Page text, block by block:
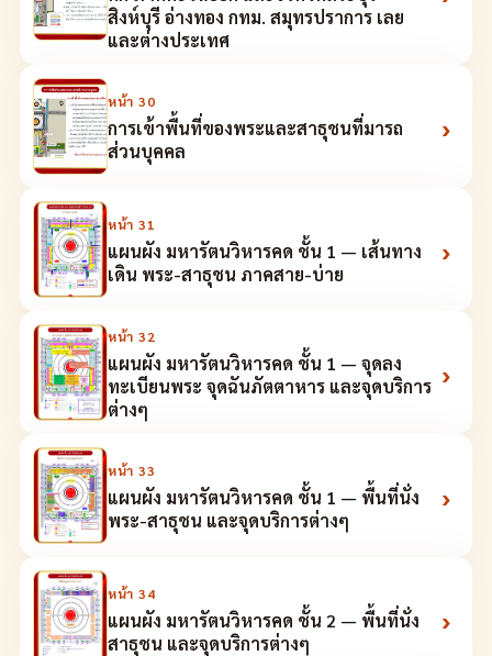
สิงห์บุรี อ่างทอง กทม. สมุทรปราการ เลย
และต่างประเทศ
หน้า 30
การเข้าพื้นที่ของพระและสาธุชนที่มารถ
ส่วนบุคคล
›
หน้า 31
แผนผัง มหารัตนวิหารคด ชั้น 1 — เส้นทาง
เดิน พระ-สาธุชน ภาคสาย-บ่าย
›
หน้า 32
แผนผัง มหารัตนวิหารคด ชั้น 1 — จุดลง
ทะเบียนพระ จุดฉันภัตตาหาร และจุดบริการ
ต่างๆ
›
หน้า 33
แผนผัง มหารัตนวิหารคด ชั้น 1 — พื้นที่นั่ง
พระ-สาธุชน และจุดบริการต่างๆ
›
หน้า 34
แผนผัง มหารัตนวิหารคด ชั้น 2 — พื้นที่นั่ง
สาธุชน และจุดบริการต่างๆ
›